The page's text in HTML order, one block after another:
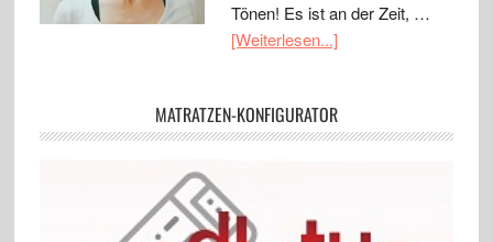
Tönen! Es ist an der Zeit, …
[Weiterlesen...]
MATRATZEN-KONFIGURATOR